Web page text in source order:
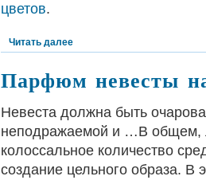
цветов.
Читать далее
Парфюм невесты
Невеста должна быть
неподражаемой и …В общем,
колоссальное количество
создание цельного образа.